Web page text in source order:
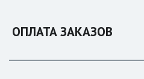
ОПЛАТА ЗАКАЗОВ